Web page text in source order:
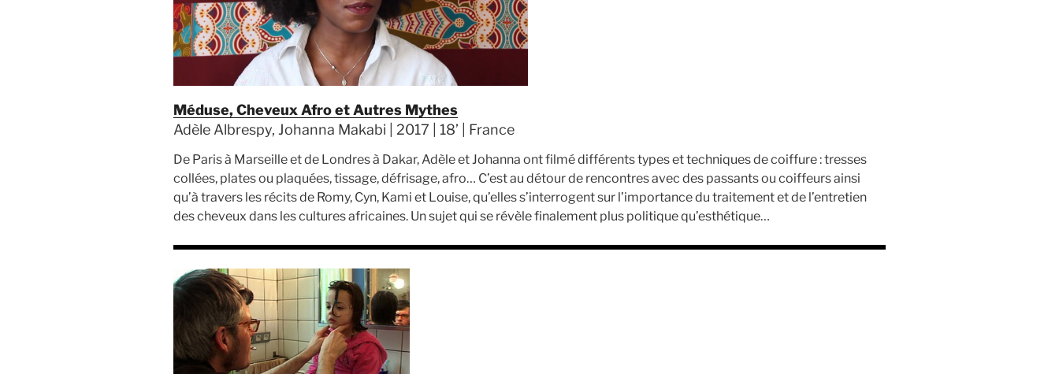
Méduse, Cheveux Afro et Autres Mythes
Adèle Albrespy, Johanna Makabi | 2017 | 18’ | France
De Paris à Marseille et de Londres à Dakar, Adèle et Johanna ont filmé différents types et techniques de coiffure : tresses
collées, plates ou plaquées, tissage, défrisage, afro… C’est au détour de rencontres avec des passants ou coiffeurs ainsi
qu’à travers les récits de Romy, Cyn, Kami et Louise, qu’elles s’interrogent sur l’importance du traitement et de l’entretien
des cheveux dans les cultures africaines. Un sujet qui se révèle finalement plus politique qu’esthétique…